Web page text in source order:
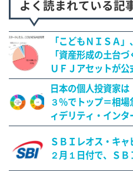
よく読まれている記
「こどもＮＩＳＡ
「資産形成の土台
ＵＦＪアセットが
日本の個人投資家
３％でトップ＝相
ィデリティ・インタ
ＳＢＩレオス・キャ
２月１日付で、Ｓ